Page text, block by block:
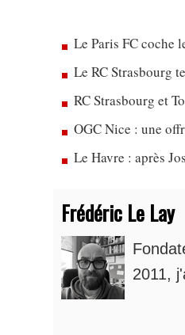
Le Paris FC coche
Le RC Strasbourg
RC Strasbourg et
OGC Nice : une
Le Havre : après
Frédéric Le Lay
2011,